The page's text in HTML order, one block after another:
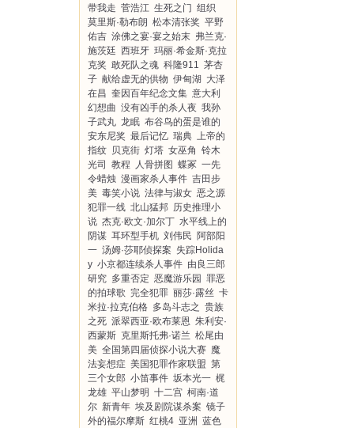
带我走 菅浩江 生死之门 组织
莫里斯·勒布朗 松本清张奖 平野
佑吉 涂佛之宴·宴之始末 弗兰克·
施茨廷 西班牙 玛丽·希金斯·克拉
克奖 敢死队之魂 科隆911 茅杏
子 献给虚无的供物 伊甸湖 大泽
在昌 奎因百年纪念文集 意大利
幻想曲 没有凶手的杀人夜 我孙
子武丸 龙眠 布谷鸟的蛋是谁的
安东尼奖 最后记忆 瑞典 上帝的
指纹 贝克街 灯塔 女巫角 铃木
光司
教程 人骨拼图 蝶冢 一先
令蜡烛 漫画家杀人事件 吉田步
美 毒笑小说 法律与淑女 恶之源
犯罪一线 北山猛邦 历史推理小
说 杰克·欧文·加尔丁 水平线上的
阴谋 耳环型手机 刘伟民 阿部阳
一 汤姆·莎耶侦探案 失踪Holida
y 小京都连续杀人事件 由良三郎
研究 多重否定 恶魔游乐园 罪恶
的拍球歌 完全犯罪 丽莎·露丝 卡
米拉·拉克伯格 多岛斗志之 贵族
之死 派翠西亚·欧布莱恩 朱利安·
西蒙斯 克里斯托弗·诺兰 松尾由
美 全国第四届侦探小说大赛 魔
法妄想症 美国犯罪作家联盟 第
三个女郎 小笛事件 坂本光一 梶
龙雄 平山梦明 十二宫 柯南·道
尔 新青年 埃及剧院谋杀案 镜子
外的福尔摩斯 红桃4 亚洲 蓝色